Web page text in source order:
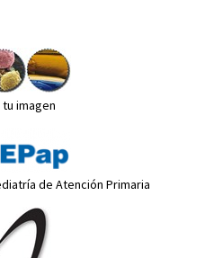
imagen
de Atención Primaria